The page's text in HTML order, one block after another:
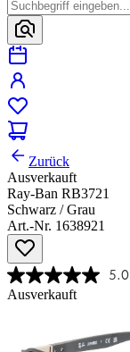
Zurück
Ausverkauft
Ray-Ban RB3721
Schwarz / Grau
Art.-Nr. 1638921
5.0
Ausverkauft